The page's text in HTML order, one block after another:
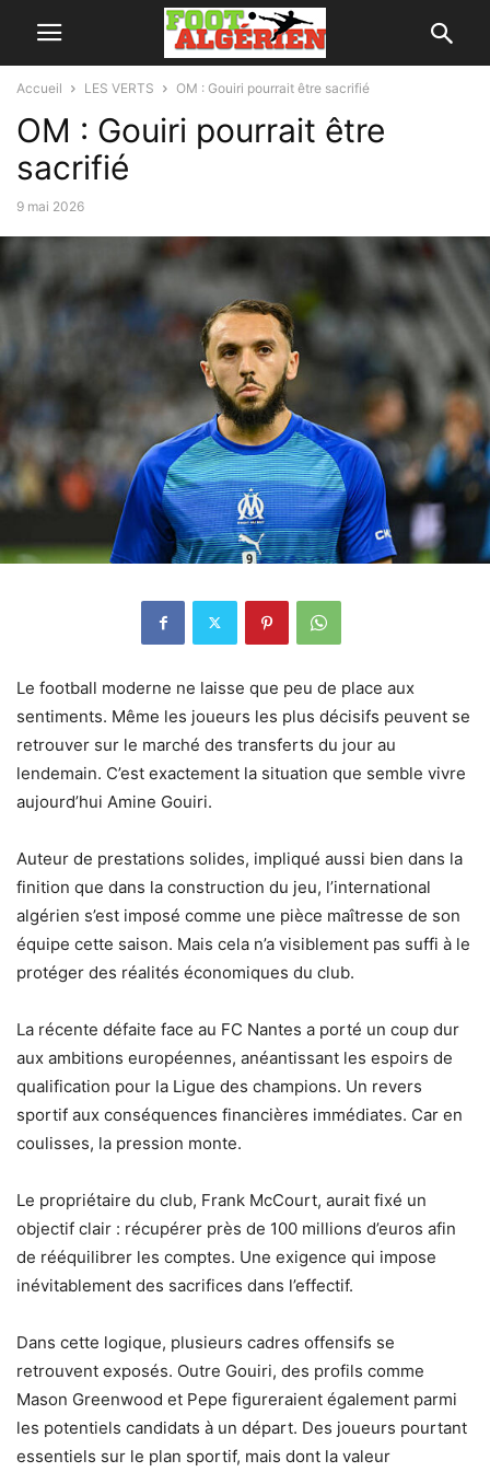
Accueil LES VERTS OM : Gouiri pourrait être sacrifié
OM : Gouiri pourrait être
sacrifié
9 mai 2026
Le football moderne ne laisse que peu de place aux
sentiments. Même les joueurs les plus décisifs peuvent se
retrouver sur le marché des transferts du jour au
lendemain. C’est exactement la situation que semble vivre
aujourd’hui Amine Gouiri.
Auteur de prestations solides, impliqué aussi bien dans la
finition que dans la construction du jeu, l’international
algérien s’est imposé comme une pièce maîtresse de son
équipe cette saison. Mais cela n’a visiblement pas suffi à le
protéger des réalités économiques du club.
La récente défaite face au FC Nantes a porté un coup dur
aux ambitions européennes, anéantissant les espoirs de
qualification pour la Ligue des champions. Un revers
sportif aux conséquences financières immédiates. Car en
coulisses, la pression monte.
Le propriétaire du club, Frank McCourt, aurait fixé un
objectif clair : récupérer près de 100 millions d’euros afin
de rééquilibrer les comptes. Une exigence qui impose
inévitablement des sacrifices dans l’effectif.
Dans cette logique, plusieurs cadres offensifs se
retrouvent exposés. Outre Gouiri, des profils comme
Mason Greenwood et Pepe figureraient également parmi
les potentiels candidats à un départ. Des joueurs pourtant
essentiels sur le plan sportif, mais dont la valeur